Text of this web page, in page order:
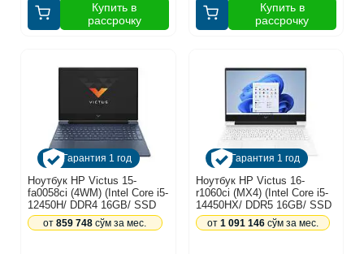
Купить в
рассрочку
Купить в
рассрочку
Гарантия 1 год
Ноутбук HP Victus 15-
fa0058ci (4WM) (Intel Core i5-
12450H/ DDR4 16GB/ SSD
512GB / 15,6" FHD 144Hz/
6GB GF RTX4050/ FreeDOS/
от859 748 сўм за мес.
Гарантия 1 год
Ноутбук HP Victus 16-
r1060ci (MX4) (Intel Core i5-
14450HX/ DDR5 16GB/ SSD
512GB / 16,1" FHD 144Hz/
8GB GF RTX4060/ Backlit/
от 1 091 146сўм за мес.